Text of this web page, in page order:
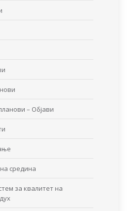
– Објави
средина
за квалитет на